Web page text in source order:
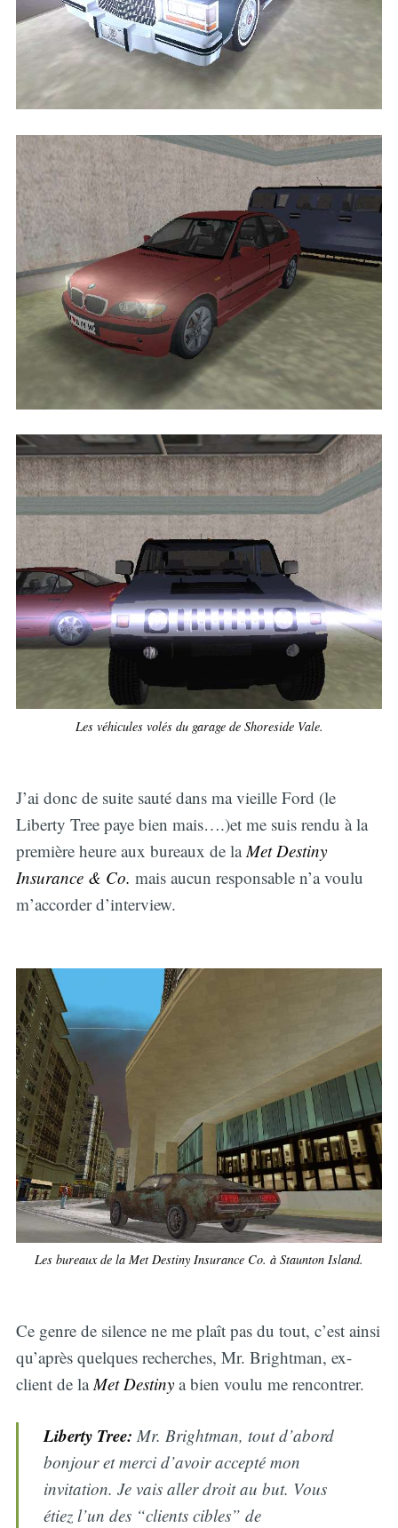
Les véhicules volés du garage de Shoreside Vale.
J’ai donc de suite sauté dans ma vieille Ford (le
Liberty Tree paye bien mais….)et me suis rendu à la
première heure aux bureaux de la Met Destiny
Insurance & Co. mais aucun responsable n’a voulu
m’accorder d’interview.
Les bureaux de la Met Destiny Insurance Co. à Staunton Island.
Ce genre de silence ne me plaît pas du tout, c’est ainsi
qu’après quelques recherches, Mr. Brightman, ex-
client de la Met Destinya bien voulu me rencontrer.
Liberty Tree: Mr. Brightman, tout d’abord
bonjour et merci d’avoir accepté mon
invitation. Je vais aller droit au but. Vous
étiez l’un des “clients cibles” de